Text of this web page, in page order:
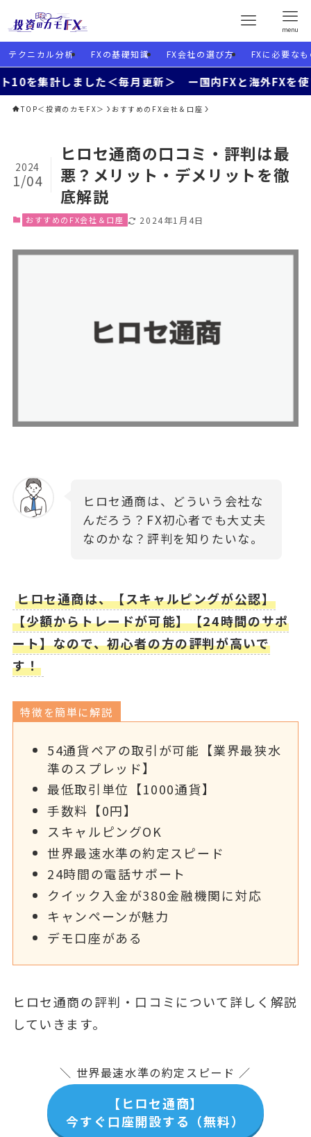
menu
テクニカル分析 FXの基礎知識 FX会社の選び方 FXに必要な
ました＜毎月更新＞ ー国内FXと海外FXを使い分けよ
TOP＜投資のカモFX＞ おすすめのFX会社＆口座
ヒロセ通商の口コミ・評判は最
悪？メリット・デメリットを徹
底解説
2024
1/04
おすすめのFX会社＆口座 2024年1月4日
ヒロセ通商は、どういう会社な
んだろう？FX初心者でも大丈夫
なのかな？評判を知りたいな。
ヒロセ通商は、【スキャルピングが公認】
【少額からトレードが可能】【24時間のサポ
ート】なので、初心者の方の評判が高いで
す！
特徴を簡単に解説
54通貨ペアの取引が可能【業界最狭水
準のスプレッド】
最低取引単位【1000通貨】
手数料【0円】
スキャルピングOK
世界最速水準の約定スピード
24時間の電話サポート
クイック入金が380金融機関に対応
キャンペーンが魅力
デモ口座がある
ヒロセ通商の評判・口コミについて詳しく解説
していきます。
＼ 世界最速水準の約定スピード ／
【ヒロセ通商】
今すぐ口座開設する（無料）